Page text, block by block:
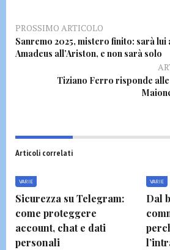
PROSSIMO ARTICOLO
Sanremo 2025, mistero finito: sarà lui
Amadeus all’Ariston, e non sarà solo
Tiziano Ferro risponde
Articoli correlati
VARIE
Sicurezza su Telegram:
come proteggere
account, chat e dati
personali
VARIE
Dal